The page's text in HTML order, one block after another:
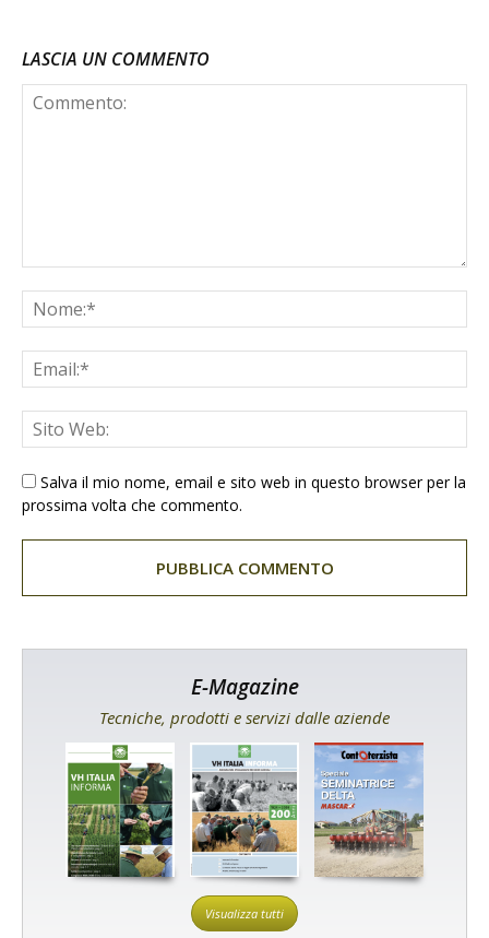
LASCIA UN COMMENTO
Salva il mio nome, email e sito web in questo browser per la
prossima volta che commento.
E-Magazine
Tecniche, prodotti e servizi dalle aziende
Visualizza tutti